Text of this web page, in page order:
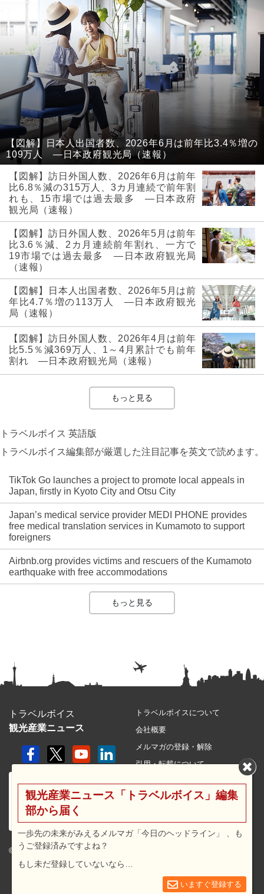
【図解】日本人出国者数、2026年6月は前年比3.4％増の
109万人 ―日本政府観光局（速報）
【図解】訪日外国人数、2026年6月は前年
比6.8％減の315万人、3カ月連続で前年割
れも、15市場では過去最多 ―日本政府
観光局（速報）
【図解】訪日外国人数、2026年5月は前年
比3.6％減、2カ月連続前年割れ、一方で
19市場では過去最多 ―日本政府観光局
（速報）
【図解】日本人出国者数、2026年5月は前
年比4.7％増の113万人 ―日本政府観光
局（速報）
【図解】訪日外国人数、2026年4月は前年
比5.5％減369万人、1～4月累計でも前年
割れ ―日本政府観光局（速報）
もっと見る
トラベルボイス 英語版
トラベルボイス編集部が厳選した注目記事を英文で読めます。
TikTok Go launches a project to promote local appeals in
Japan, firstly in Kyoto City and Otsu City
Japan’s medical service provider MEDI PHONE provides
free medical translation services in Kumamoto to support
foreigners
Airbnb.org provides victims and rescuers of the Kumamoto
earthquake with free accommodations
もっと見る
トラベルボイス
観光産業ニュース
© 2026 travel voice.
トラベルボイスについて
会社概要
メルマガの登録・解除
引用・転載について
利用規約
広告メニュー・料金
観光産業ニュース「トラベルボイス」編集
部から届く
一歩先の未来がみえるメルマガ「今日のヘッドライン」 、も
うご登録済みですよね？
もし未だ登録していないなら…
いますぐ登録する